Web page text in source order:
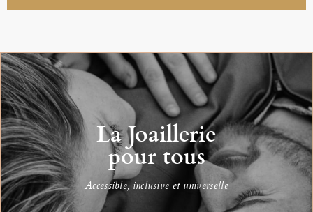
La Joaillerie
pour tous
Accessible, inclusive et universelle